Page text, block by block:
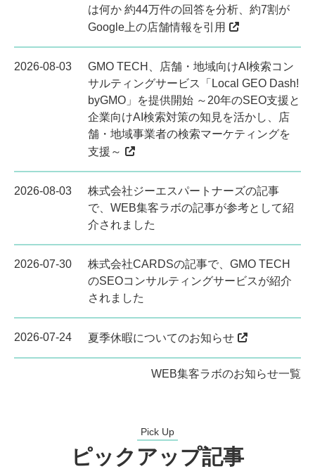
は何か 約44万件の回答を分析、約7割が
Google上の店舗情報を引用
2026-08-03
GMO TECH、店舗・地域向けAI検索コン
サルティングサービス「Local GEO Dash!
byGMO」を提供開始 ～20年のSEO支援と
企業向けAI検索対策の知見を活かし、店
舗・地域事業者の検索マーケティングを
支援～
2026-08-03
株式会社ジーエスパートナーズの記事
で、WEB集客ラボの記事が参考として紹
介されました
2026-07-30
株式会社CARDSの記事で、GMO TECH
のSEOコンサルティングサービスが紹介
されました
2026-07-24 夏季休暇についてのお知らせ
WEB集客ラボのお知らせ一覧
Pick Up
ピックアップ記事